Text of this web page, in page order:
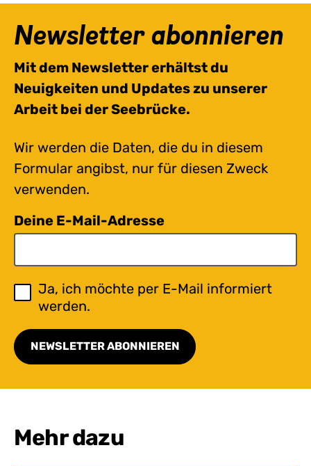
Newsletter abonnieren
Mit dem Newsletter erhältst du
Neuigkeiten und Updates zu unserer
Arbeit bei der Seebrücke.
Wir werden die Daten, die du in diesem
Formular angibst, nur für diesen Zweck
verwenden.
Deine E-Mail-Adresse
Ja, ich möchte per E-Mail informiert
werden.
NEWSLETTER ABONNIEREN
Mehr dazu